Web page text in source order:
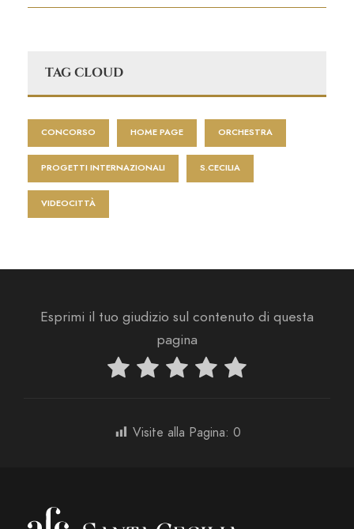
TAG CLOUD
CONCORSO HOME PAGE ORCHESTRA
PROGETTI INTERNAZIONALI S.CECILIA
VIDEOCITTÀ
Esprimi il tuo giudizio sul contenuto di questa
pagina
Visite alla Pagina: 0